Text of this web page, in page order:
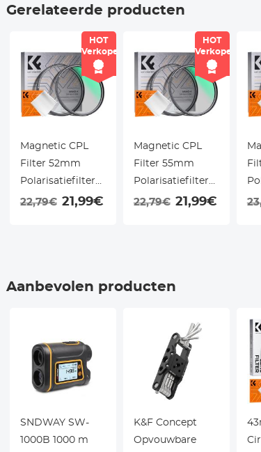
Gerelateerde producten
HOT
Verkoper
Magnetic CPL
Filter 52mm
Polarisatiefilter
Ultradun Optisch
22,79€ 21,99€
HOT
Verkoper
Magnetic CPL
Filter 55mm
Polarisatiefilter
Ultradun Optisch
22,79€ 21,99€
Aanbevolen producten
SNDWAY SW-
1000B 1000 m
K&F Concept
Opvouwbare